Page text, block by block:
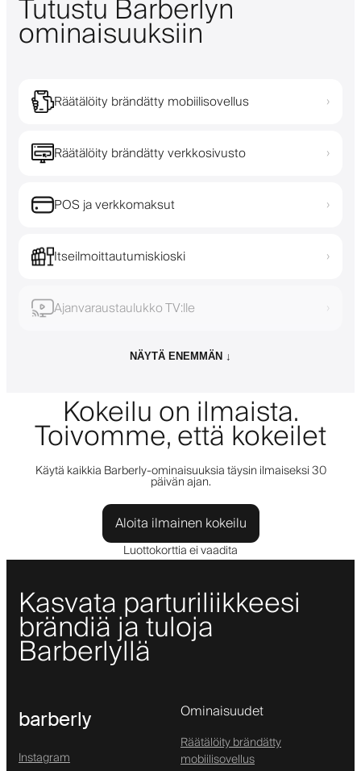
Tutustu Barberlyn
ominaisuuksiin
Räätälöity brändätty mobiilisovellus ›
Räätälöity brändätty verkkosivusto ›
POS ja verkkomaksut ›
Itseilmoittautumiskioski ›
Ajanvaraustaulukko TV:lle ›
NÄYTÄ ENEMMÄN ↓
Kokeilu on ilmaista.
Toivomme, että kokeilet
Käytä kaikkia Barberly-ominaisuuksia täysin ilmaiseksi 30
päivän ajan.
Aloita ilmainen kokeilu
Luottokorttia ei vaadita
Kasvata parturiliikkeesi
brändiä ja tuloja
Barberlyllä
barberly
Instagram
Ominaisuudet
Räätälöity brändätty
mobiilisovellus